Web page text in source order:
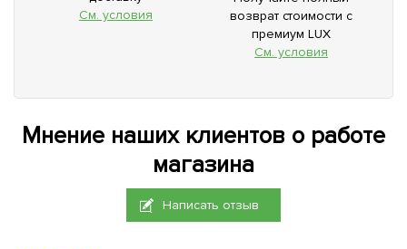
См. условия
возврат стоимости с
премиум LUX
См. условия
Мнение наших клиентов о работе
магазина
Написать отзыв